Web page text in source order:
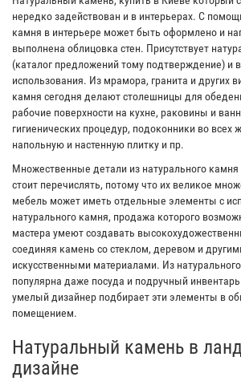
нередко задействован и в интерьерах. С
камня в интерьере может быть оформлено и
выполнена облицовка стен. Присутствует
(каталог предложений тому подтверждение) и
использования. Из мрамора, гранита и других
камня сегодня делают столешницы для
рабочие поверхности на кухне, раковины и
гигиенических процедур, подоконники во всех
напольную и настенную плитку и пр.
Множественные детали из натурального
стоит перечислять, потому что их великое
мебель может иметь отдельные элементы с
натурального камня, продажа которого
мастера умеют создавать
соединяя камень со стеклом, деревом и
искусственными материалами. Из
популярна даже посуда и подручный
умелый дизайнер подбирает эти элементы в
помещением.
Натуральный камень в
дизайне